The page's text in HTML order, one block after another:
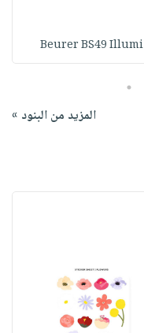
Beurer BS49 Illumi
5
المزيد من البنود »